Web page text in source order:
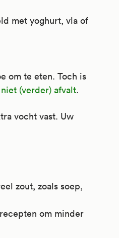
met yoghurt, vla of
om te eten. Toch is
(verder) afvalt.
vocht vast. Uw
zout, zoals soep,
om minder